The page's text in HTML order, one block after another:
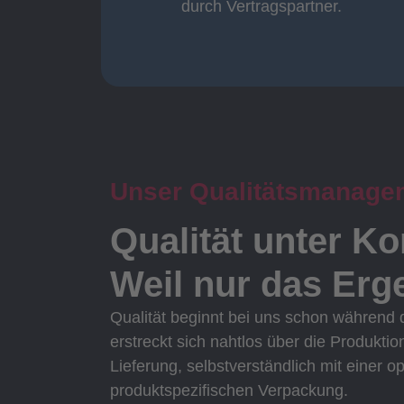
durch Vertragspartner.
durch Vertragspartner
Unser
Qualität unter
Weil nur das
Qualität beginnt bei uns schon während
erstreckt sich nahtlos über die
Lieferung, selbstverständlich mit einer
produktspezifischen Verpackung.